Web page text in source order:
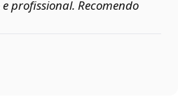
profissional. Recomendo